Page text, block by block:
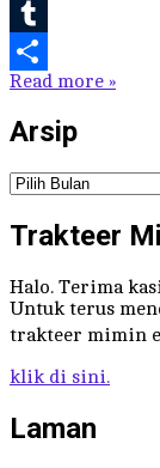
Line
Tumblr
Share
Read more »
Arsip
Arsip
Trakteer
Halo. Terima
Untuk terus
trakteer mimin
klik di sini.
Laman